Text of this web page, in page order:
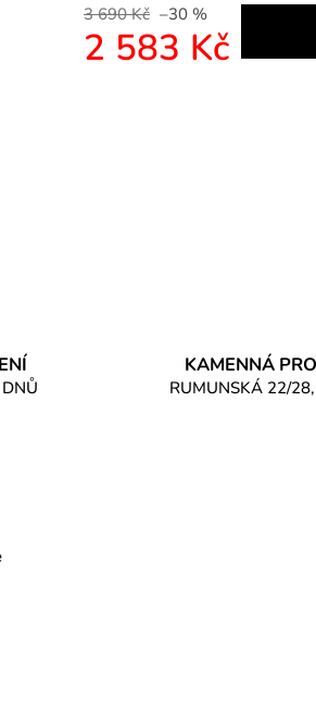
3 690 Kč –30 %
2 583 Kč
KAMENNÁ
RUMUNSKÁ 22/